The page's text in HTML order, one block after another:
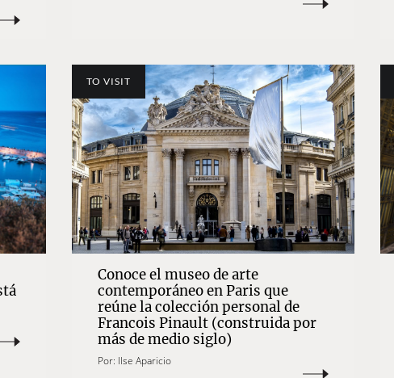
TO VISIT
Conoce el museo de arte
contemporáneo en Paris que
reúne la colección personal de
Francois Pinault (construida por
más de medio siglo)
Por: Ilse Aparicio